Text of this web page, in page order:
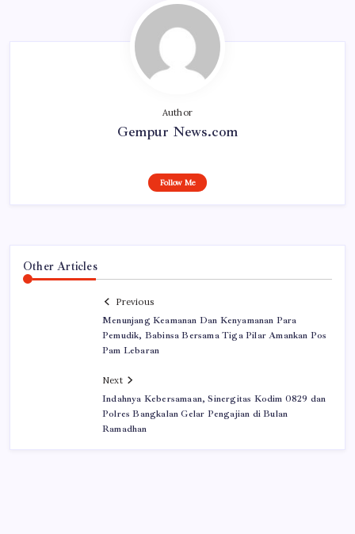
Author
Gempur News.com
Follow Me
Other Articles
Previous
Menunjang Keamanan Dan Kenyamanan Para
Pemudik, Babinsa Bersama Tiga Pilar Amankan Pos
Pam Lebaran
Next
Indahnya Kebersamaan, Sinergitas Kodim 0829 dan
Polres Bangkalan Gelar Pengajian di Bulan
Ramadhan